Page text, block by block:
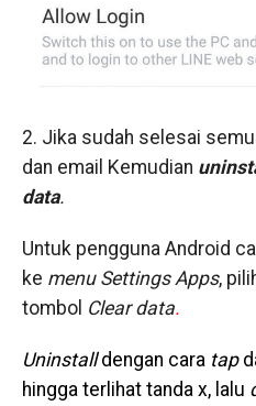
2. Jika sudah selesai
dan email Kemudian
data.
Untuk pengguna Android
ke menu Settings Apps,
tombol Clear data.
Uninstalldengan cara tap
hingga terlihat tanda x, lalu